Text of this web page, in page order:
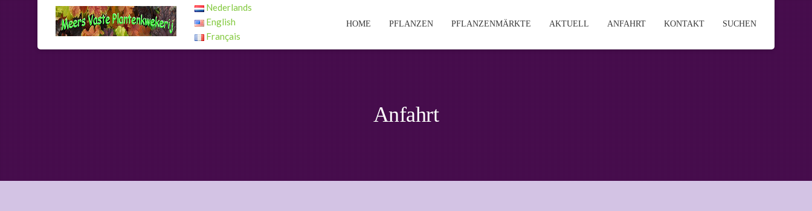
Nederlands
English
Français
HOME PFLANZEN PFLANZENMÄRKTE AKTUELL ANFAHRT KONTAKT SUCHEN
Anfahrt